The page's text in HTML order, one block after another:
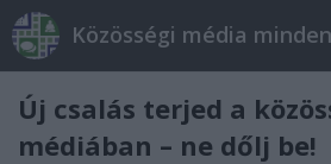
Közösségi média
Új csalás terjed a
médiában – ne dőlj be!